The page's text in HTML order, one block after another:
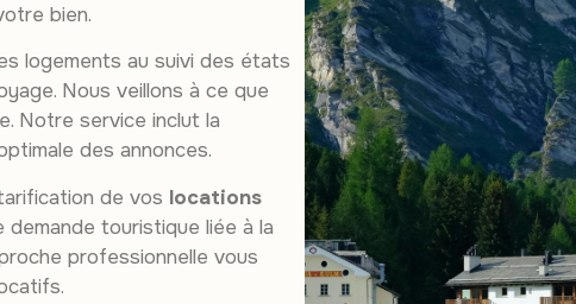
bien.
logements au suivi des états
Nous veillons à ce que
Notre service inclut la
des annonces.
de vos locations
touristique liée à la
professionnelle vous